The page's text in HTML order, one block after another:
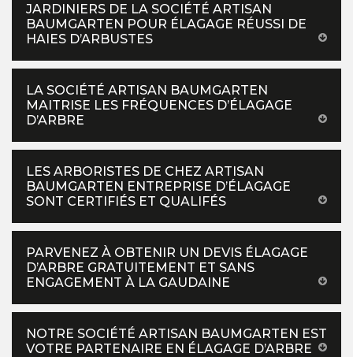
JARDINIERS DE LA SOCIÉTÉ ARTISAN
BAUMGARTEN POUR ÉLAGAGE RÉUSSI DE
HAIES D’ARBUSTES
LA SOCIÉTÉ ARTISAN BAUMGARTEN
MAITRISE LES FRÉQUENCES D’ÉLAGAGE
D’ARBRE
LES ARBORISTES DE CHEZ ARTISAN
BAUMGARTEN ENTREPRISE D’ÉLAGAGE
SONT CERTIFIÉS ET QUALIFÉS
PARVENEZ À OBTENIR UN DEVIS ÉLAGAGE
D’ARBRE GRATUITEMENT ET SANS
ENGAGEMENT À LA GAUDAINE
NOTRE SOCIÉTÉ ARTISAN BAUMGARTEN EST
VOTRE PARTENAIRE EN ÉLAGAGE D’ARBRE